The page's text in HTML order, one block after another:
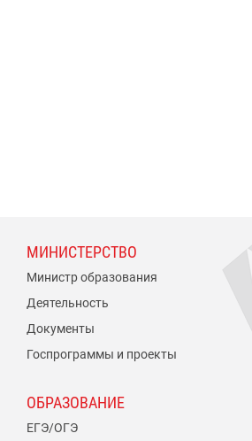
МИНИСТЕРСТВО
Министр образования
Деятельность
Документы
Госпрограммы и проекты
ОБРАЗОВАНИЕ
ЕГЭ/ОГЭ